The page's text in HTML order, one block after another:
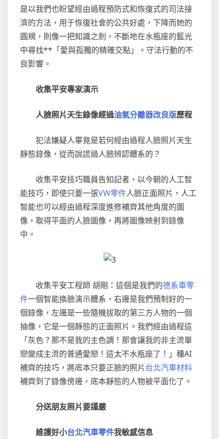
是以我們也盼望經由過程預防式和恢復式的司法接
濟的方法，用于恢復社會的公共好處，下降而她的
圓規，則像一把知識之劍，不斷地在水瓶座的藍光
中尋找**「愛與孤獨的精確交點」。守法行動的不
良影響。
收集平安專家演示
人臉照片天生錄像經過油氣分離器改良版歷程
犯法嫌疑人畢竟是若何經由過程人臉照片天生
靜態錄像，從而說謊過人臉辨認體系的？
收集平安技巧職員告知記者，以今朝的人工智
能技巧，即使只要一張VW零件人臉正面照片，人工
智能也可以經由過程深度進修補齊其他角度的圖
像，取得平面的人臉圖像，再將圖像映射到錄像
中。
收集平安工程師 胡剛：這個是我們的德系車零
件一個智能換臉演示體系，右邊是我們預制好的一
個錄像，左邊是一些隨機拔取的第三方人物的一個
抽像，它是一個靜態的正面照片。我們經由過程這
「灰色？那不是我的主色調！那會讓我的非主流單
戀變成主流的普通愛戀！這太不水瓶座了！」種AI
補齊的技巧，將底本只要正臉的照片台北汽車材料
補齊到了錄像傍邊，底本靜態的人物被平面化了。
分送朋友照片要謹嚴
維護好小台北汽車零件我敏感信息